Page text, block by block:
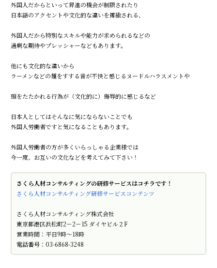
外国人だからといって昇進の機会が制限されたり
日本語のアクセントや文化的な違いを揶揄される、
外国人だから特別なスキルや能力が求められるなどの
過剰な期待やプレッシャーなどもあります。
他にも文化的な違いから
ラーメンなどの麺をすする音が不快と感じるヌードルハラスメントや
頭をたたかれる行為が（文化的に）侮辱的に感じるなど
日本人としてはそんなに気にならないことでも
外国人労働者ですと気になることもあります。
外国人労働者の方が多くいらっしゃる企業様では
今一度、お互いの文化などを考えてみて下さい！
さくら人材コンサルティングの研修サービスはコチラです！
さくら人材コンサルティング研修サービスコンテンツ
さくら人材コンサルティング株式会社
東京都港区浜松町2－2－15 ダイヤビル２F
営業時間：平日9時～18時
電話番号：03-6868-3248